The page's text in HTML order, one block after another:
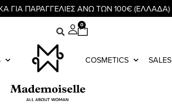
ΓΙΑ ΠΑΡΑΓΓΕΛΙΕΣ ΑΝΩ ΤΩΝ 100€ (ΕΛΛΑΔΑ)
0
COSMETICS SALES